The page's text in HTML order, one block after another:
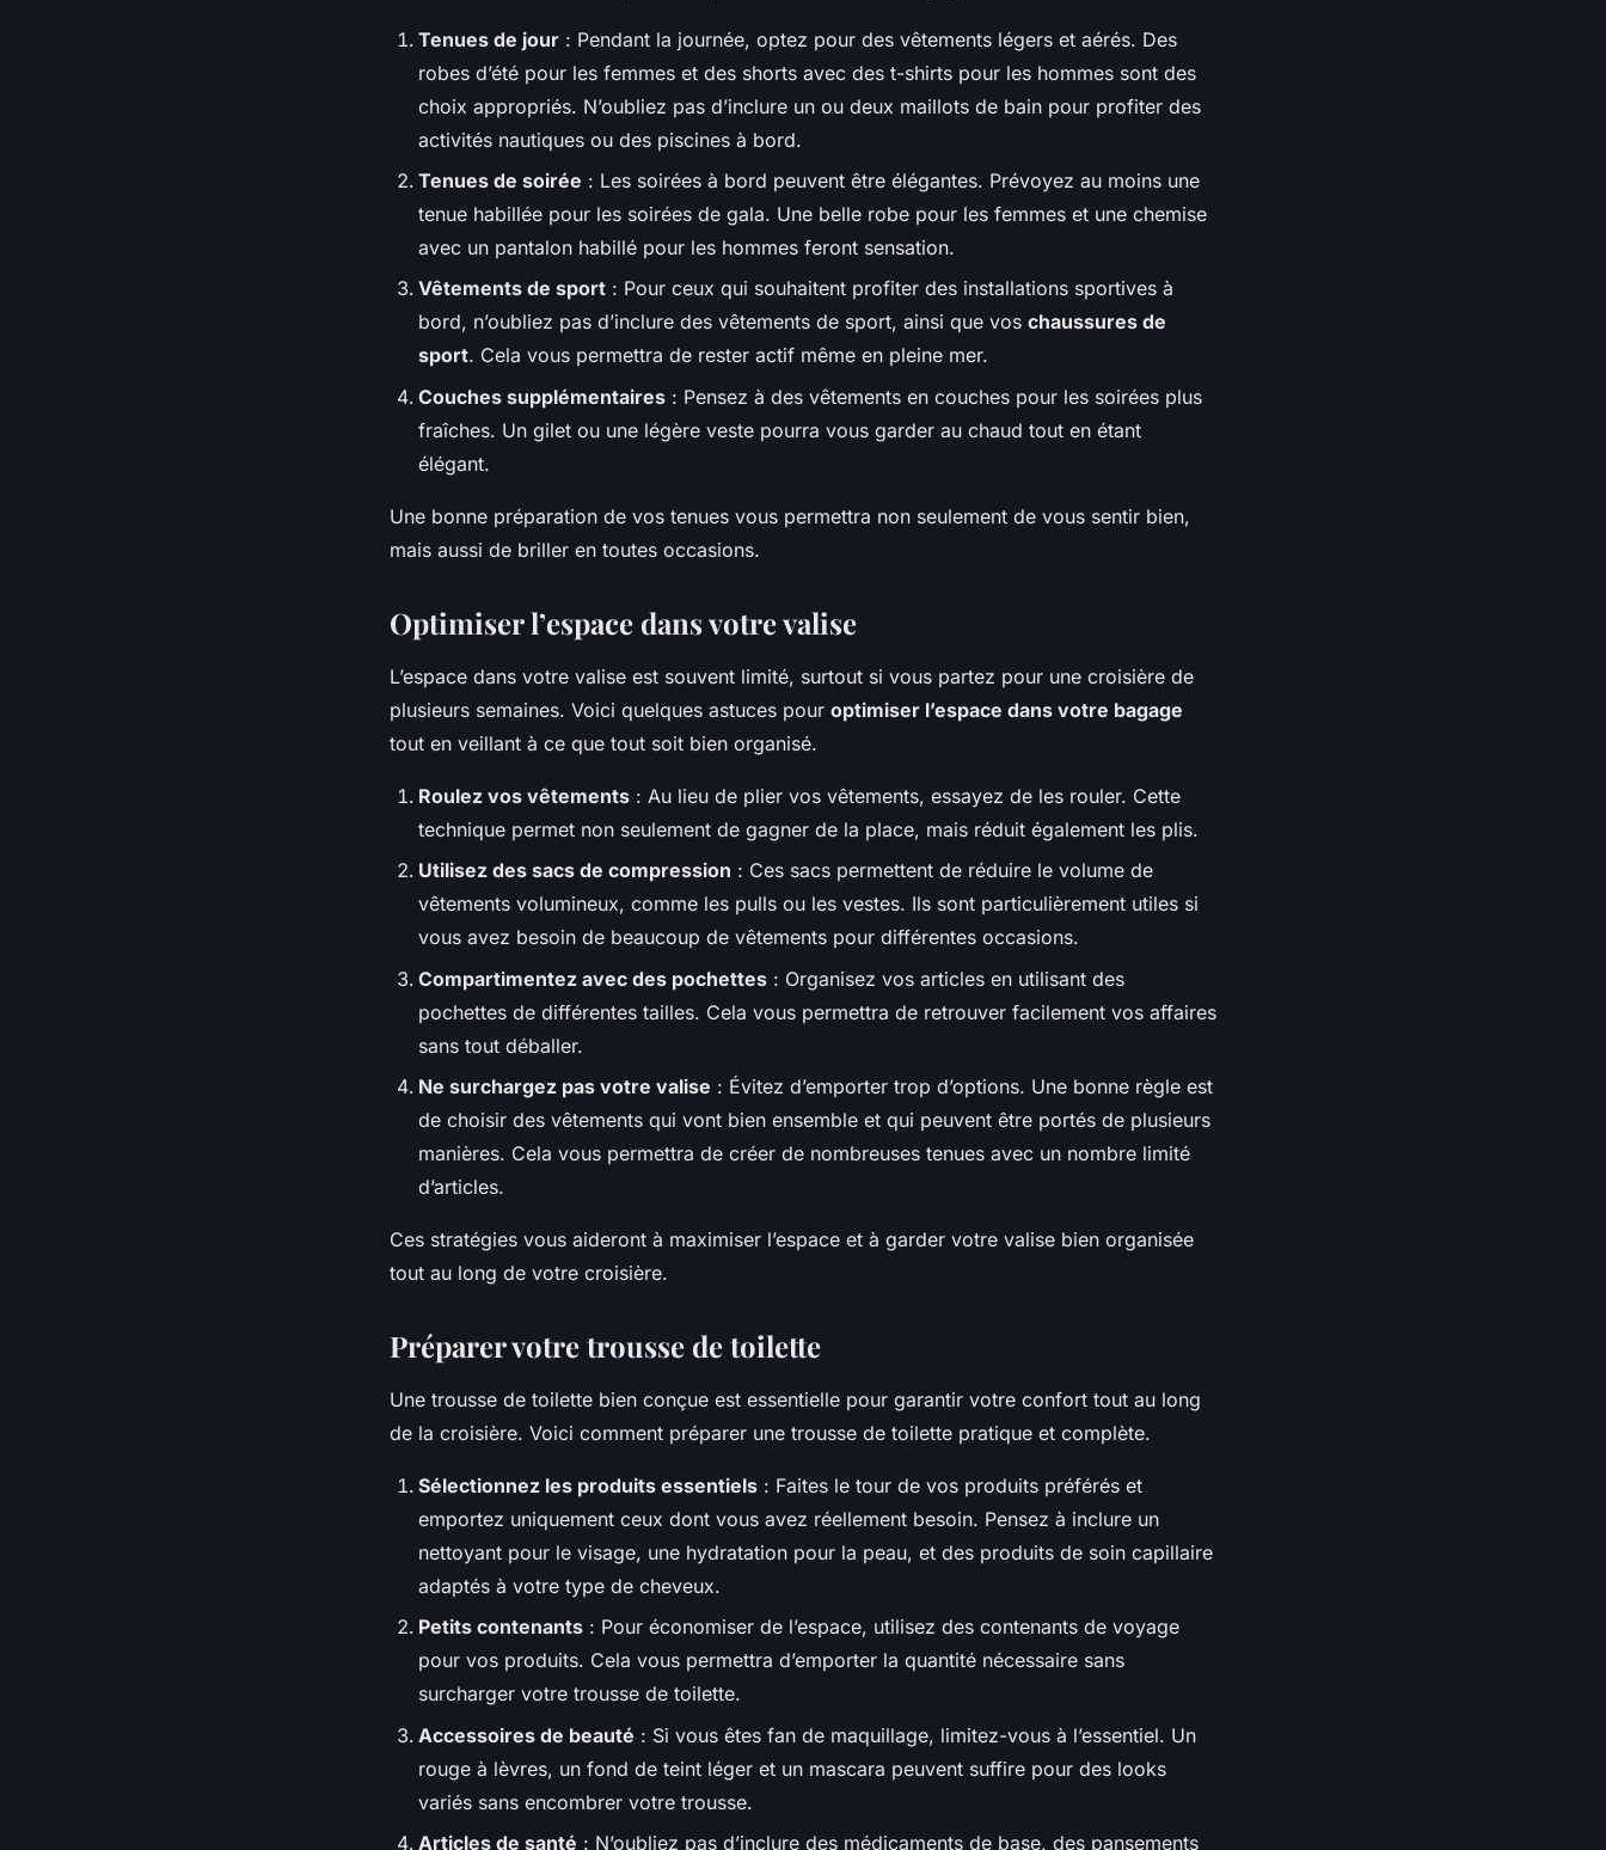
Tenues de jour : Pendant la journée, optez pour des vêtements légers et aérés. Des
robes d’été pour les femmes et des shorts avec des t-shirts pour les hommes sont des
choix appropriés. N’oubliez pas d’inclure un ou deux maillots de bain pour profiter des
activités nautiques ou des piscines à bord.
Tenues de soirée : Les soirées à bord peuvent être élégantes. Prévoyez au moins une
tenue habillée pour les soirées de gala. Une belle robe pour les femmes et une chemise
avec un pantalon habillé pour les hommes feront sensation.
Vêtements de sport : Pour ceux qui souhaitent profiter des installations sportives à
bord, n’oubliez pas d’inclure des vêtements de sport, ainsi que vos chaussures de
sport. Cela vous permettra de rester actif même en pleine mer.
Couches supplémentaires : Pensez à des vêtements en couches pour les soirées plus
fraîches. Un gilet ou une légère veste pourra vous garder au chaud tout en étant
élégant.
Une bonne préparation de vos tenues vous permettra non seulement de vous sentir bien,
mais aussi de briller en toutes occasions.
Optimiser l’espace dans votre valise
L’espace dans votre valise est souvent limité, surtout si vous partez pour une croisière de
plusieurs semaines. Voici quelques astuces pour optimiser l’espace dans votre bagage
tout en veillant à ce que tout soit bien organisé.
Roulez vos vêtements : Au lieu de plier vos vêtements, essayez de les rouler. Cette
technique permet non seulement de gagner de la place, mais réduit également les plis.
Utilisez des sacs de compression : Ces sacs permettent de réduire le volume de
vêtements volumineux, comme les pulls ou les vestes. Ils sont particulièrement utiles si
vous avez besoin de beaucoup de vêtements pour différentes occasions.
Compartimentez avec des pochettes : Organisez vos articles en utilisant des
pochettes de différentes tailles. Cela vous permettra de retrouver facilement vos affaires
sans tout déballer.
Ne surchargez pas votre valise : Évitez d’emporter trop d’options. Une bonne règle est
de choisir des vêtements qui vont bien ensemble et qui peuvent être portés de plusieurs
manières. Cela vous permettra de créer de nombreuses tenues avec un nombre limité
d’articles.
Ces stratégies vous aideront à maximiser l’espace et à garder votre valise bien organisée
tout au long de votre croisière.
Préparer votre trousse de toilette
Une trousse de toilette bien conçue est essentielle pour garantir votre confort tout au long
de la croisière. Voici comment préparer une trousse de toilette pratique et complète.
Sélectionnez les produits essentiels : Faites le tour de vos produits préférés et
emportez uniquement ceux dont vous avez réellement besoin. Pensez à inclure un
nettoyant pour le visage, une hydratation pour la peau, et des produits de soin capillaire
adaptés à votre type de cheveux.
Petits contenants : Pour économiser de l’espace, utilisez des contenants de voyage
pour vos produits. Cela vous permettra d’emporter la quantité nécessaire sans
surcharger votre trousse de toilette.
Accessoires de beauté : Si vous êtes fan de maquillage, limitez-vous à l’essentiel. Un
rouge à lèvres, un fond de teint léger et un mascara peuvent suffire pour des looks
variés sans encombrer votre trousse.
Articles de santé : N’oubliez pas d’inclure des médicaments de base, des pansements